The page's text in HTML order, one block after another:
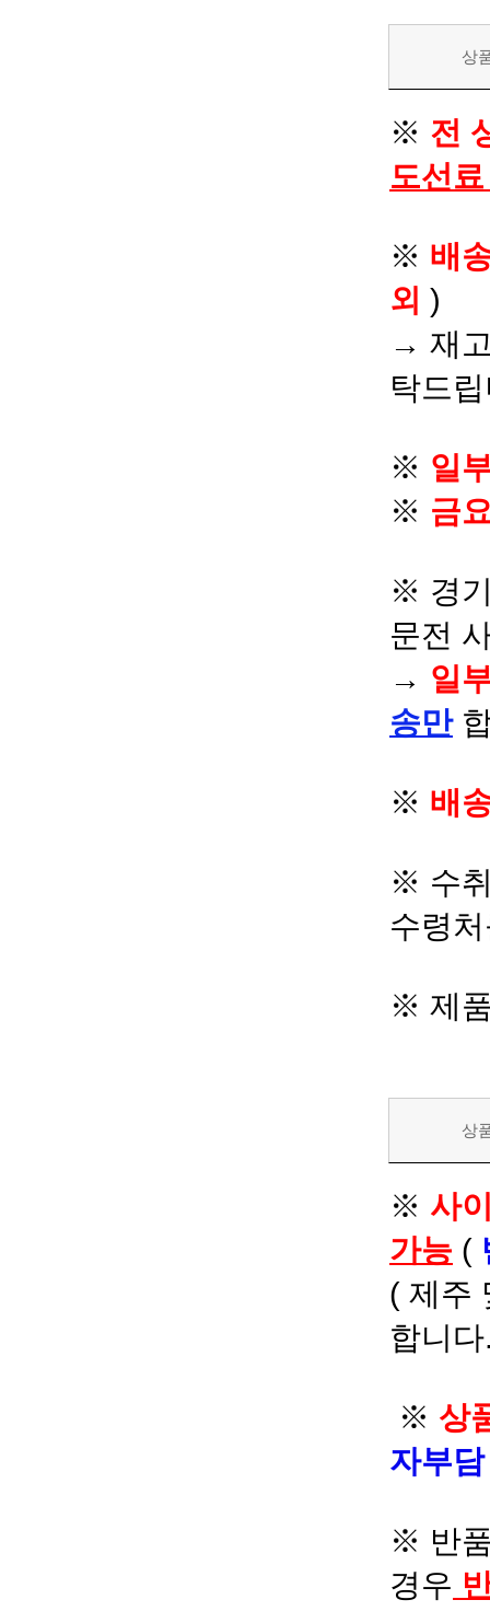
상
※ 전
도선
※ 배
외 )
→ 재
탁드
※ 일
※ 금
※ 경
문전
→ 일
송만
※ 배
※ 수
수령
※ 제
상
※ 사
가능 (
( 제주
합니
※ 상
자부
※ 반
경우